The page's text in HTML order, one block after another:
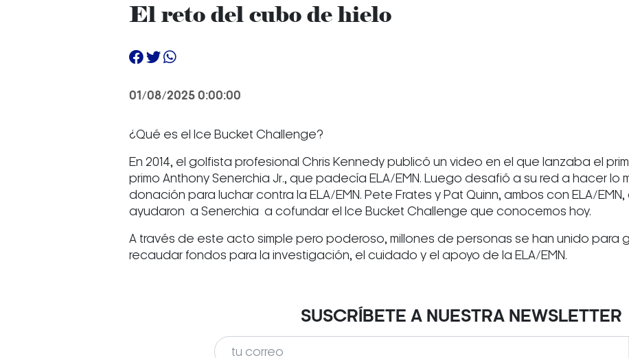
El reto del cubo de hielo
01/08/2025 0:00:00
¿Qué es el Ice Bucket Challenge?
En 2014, el golfista profesional Chris Kennedy publicó un video en el que lanzaba el
primo Anthony Senerchia Jr., que padecía ELA/EMN. Luego desafió a su red a hacer lo
donación para luchar contra la ELA/EMN. Pete Frates y Pat Quinn, ambos con ELA/
ayudaron a Senerchia a cofundar el Ice Bucket Challenge que conocemos hoy.
A través de este acto simple pero poderoso, millones de personas se han unido para
recaudar fondos para la investigación, el cuidado y el apoyo de la ELA/EMN.
SUSCRÍBETE A NUESTRA NEWSLETTER